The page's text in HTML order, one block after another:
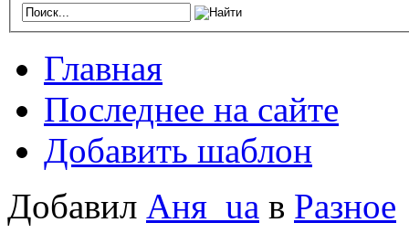
Главная
Последнее на сайте
Добавить шаблон
Добавил Аня_ua в Разное